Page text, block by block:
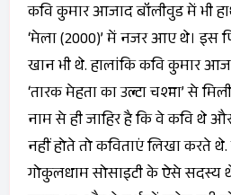
कवि कुमार आजाद बॉलीवुड में भी
‘मेला (2000)’ में नजर आए थे। इस
खान भी थे. हालांकि कवि कुमार
‘तारक मेहता का उल्टा चश्मा’ से
नाम से ही जाहिर है कि वे कवि थे
नहीं होते तो कविताएं लिखा करते थे.
गोकुलधाम सोसाइटी के ऐसे सदस्य